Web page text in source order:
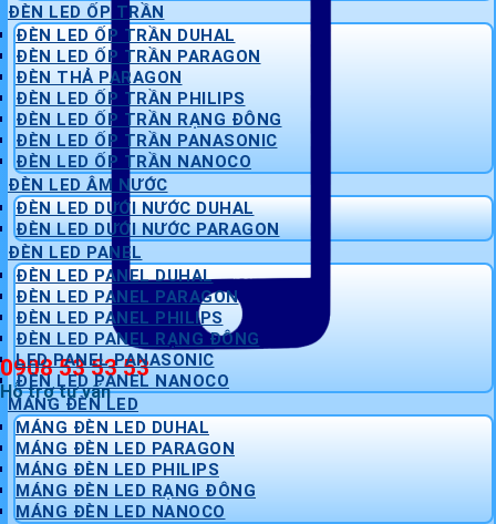
0908 53 53 53
Hỗ trợ tư vấn
ĐÈN LED ỐP TRẦN
ĐÈN LED ỐP TRẦN DUHAL
ĐÈN LED ỐP TRẦN PARAGON
ĐÈN THẢ PARAGON
ĐÈN LED ỐP TRẦN PHILIPS
ĐÈN LED ỐP TRẦN RẠNG ĐÔNG
ĐÈN LED ỐP TRẦN PANASONIC
ĐÈN LED ỐP TRẦN NANOCO
ĐÈN LED ÂM NƯỚC
ĐÈN LED DƯỚI NƯỚC DUHAL
ĐÈN LED DƯỚI NƯỚC PARAGON
ĐÈN LED PANEL
ĐÈN LED PANEL DUHAL
ĐÈN LED PANEL PARAGON
ĐÈN LED PANEL PHILIPS
ĐÈN LED PANEL RẠNG ĐÔNG
LED PANEL PANASONIC
ĐÈN LED PANEL NANOCO
MÁNG ĐÈN LED
MÁNG ĐÈN LED DUHAL
MÁNG ĐÈN LED PARAGON
MÁNG ĐÈN LED PHILIPS
MÁNG ĐÈN LED RẠNG ĐÔNG
MÁNG ĐÈN LED NANOCO